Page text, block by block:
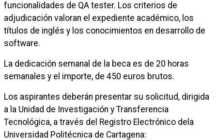
funcionalidades de QA tester. Los criterios de
adjudicación valoran el expediente académico, los
títulos de inglés y los conocimientos en desarrollo de
software.
La dedicación semanal de la beca es de 20 horas
semanales y el importe, de 450 euros brutos.
Los aspirantes deberán presentar su solicitud, dirigida
a la Unidad de Investigación y Transferencia
Tecnológica, a través del Registro Electrónico dela
Universidad Politécnica de Cartagena: